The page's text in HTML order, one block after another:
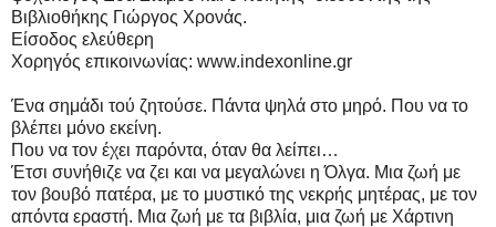
Βιβλιοθήκης Γιώργος Χρονάς.
Είσοδος ελεύθερη
Χορηγός επικοινωνίας: www.indexonline.gr
Ένα σημάδι τού ζητούσε. Πάντα ψηλά στο μηρό. Που να το
βλέπει μόνο εκείνη.
Που να τον έχει παρόντα, όταν θα λείπει…
Έτσι συνήθιζε να ζει και να μεγαλώνει η Όλγα. Μια ζωή με
τον βουβό πατέρα, με το μυστικό της νεκρής μητέρας, με τον
απόντα εραστή. Μια ζωή με τα βιβλία, μια ζωή με Χάρτινη